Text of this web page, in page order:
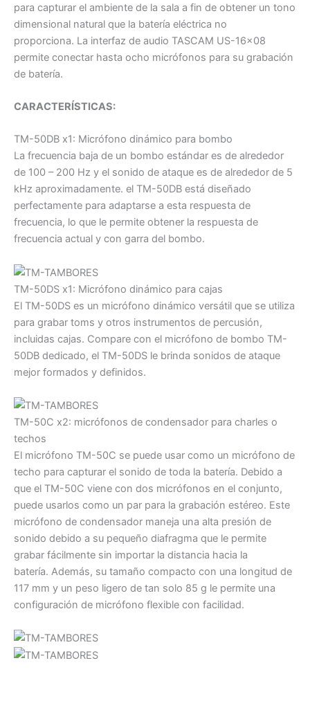
para capturar el ambiente de la sala a fin de obtener un tono
dimensional natural que la batería eléctrica no
proporciona. La interfaz de audio TASCAM US-16×08
permite conectar hasta ocho micrófonos para su grabación
de batería.
CARACTERÍSTICAS:
TM-50DB x1: Micrófono dinámico para bombo
La frecuencia baja de un bombo estándar es de alrededor
de 100 – 200 Hz y el sonido de ataque es de alrededor de 5
kHz aproximadamente. el TM-50DB está diseñado
perfectamente para adaptarse a esta respuesta de
frecuencia, lo que le permite obtener la respuesta de
frecuencia actual y con garra del bombo.
TM-50DS x1: Micrófono dinámico para cajas
El TM-50DS es un micrófono dinámico versátil que se utiliza
para grabar toms y otros instrumentos de percusión,
incluidas cajas. Compare con el micrófono de bombo TM-
50DB dedicado, el TM-50DS le brinda sonidos de ataque
mejor formados y definidos.
TM-50C x2: micrófonos de condensador para charles o
techos
El micrófono TM-50C se puede usar como un micrófono de
techo para capturar el sonido de toda la batería. Debido a
que el TM-50C viene con dos micrófonos en el conjunto,
puede usarlos como un par para la grabación estéreo. Este
micrófono de condensador maneja una alta presión de
sonido debido a su pequeño diafragma que le permite
grabar fácilmente sin importar la distancia hacia la
batería. Además, su tamaño compacto con una longitud de
117 mm y un peso ligero de tan solo 85 g le permite una
configuración de micrófono flexible con facilidad.